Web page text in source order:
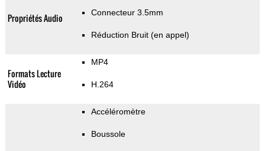
Propriétés Audio Connecteur 3.5mm
Réduction Bruit (en appel)
Formats Lecture
Vidéo
MP4
H.264
Accéléromètre
Boussole